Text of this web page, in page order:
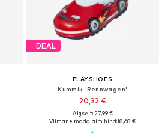
DEAL
PLAYSHOES
Kummik 'Rennwagen'
20,32 €
Algselt: 27,99 €
Viimane madalaim hind:18,68 €